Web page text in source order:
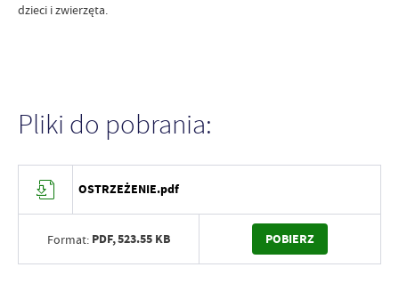
dzieci i zwierzęta.
Pliki do pobrania:
OSTRZEŻENIE.pdf
Format: PDF,523.55 KB POBIERZ